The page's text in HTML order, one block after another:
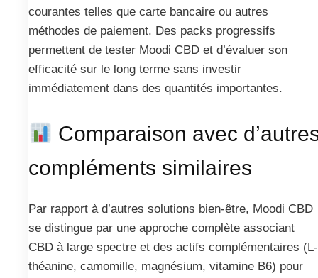
courantes telles que carte bancaire ou autres
méthodes de paiement. Des packs progressifs
permettent de tester Moodi CBD et d’évaluer son
efficacité sur le long terme sans investir
immédiatement dans des quantités importantes.
Comparaison avec
compléments similaires
Par rapport à d’autres solutions bien-être, Moodi CBD
se distingue par une approche complète associant
CBD à large spectre et des actifs complémentaires (L-
théanine, camomille, magnésium, vitamine B6) pour